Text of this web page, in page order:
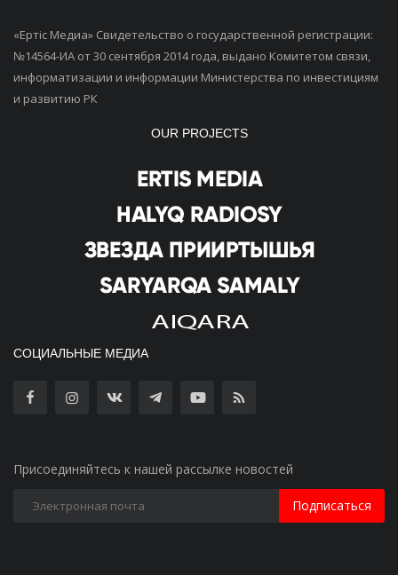
«Ертiс Медиа» Свидетельство о государственной регистрации:
№14564-ИА от 30 сентября 2014 года, выдано Комитетом связи,
информатизации и информации Министерства по инвестициям
и развитию РК
OUR PROJECTS
СОЦИАЛЬНЫЕ МЕДИА
Присоединяйтесь к нашей рассылке новостей
Подписаться